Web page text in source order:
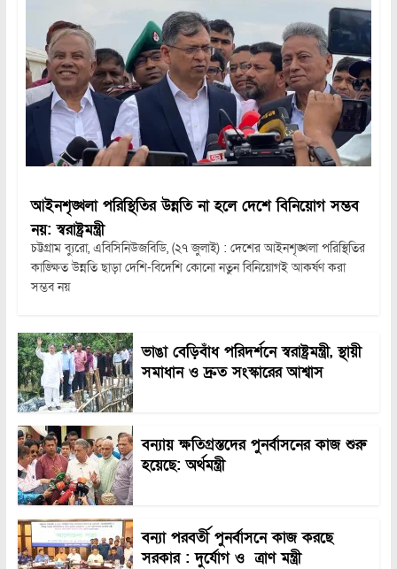
আইনশৃঙ্খলা পরিস্থিতির উন্নতি না হলে দেশে বিনিয়োগ সম্ভব
নয়: স্বরাষ্ট্রমন্ত্রী
চট্টগ্রাম ব্যুরো, এবিসিনিউজবিডি, (২৭ জুলাই) : দেশের আইনশৃঙ্খলা পরিস্থিতির
কাঙ্ক্ষিত উন্নতি ছাড়া দেশি-বিদেশি কোনো নতুন বিনিয়োগই আকর্ষণ করা
সম্ভব নয়
ভাঙা বেড়িবাঁধ পরিদর্শনে স্বরাষ্ট্রমন্ত্রী, স্থায়ী
সমাধান ও দ্রুত সংস্কারের আশ্বাস
বন্যায় ক্ষতিগ্রস্তদের পুনর্বাসনের কাজ শুরু
হয়েছে: অর্থমন্ত্রী
বন্যা পরবর্তী পুনর্বাসনে কাজ করছে
সরকার : দুর্যোগ ও ত্রাণ মন্ত্রী